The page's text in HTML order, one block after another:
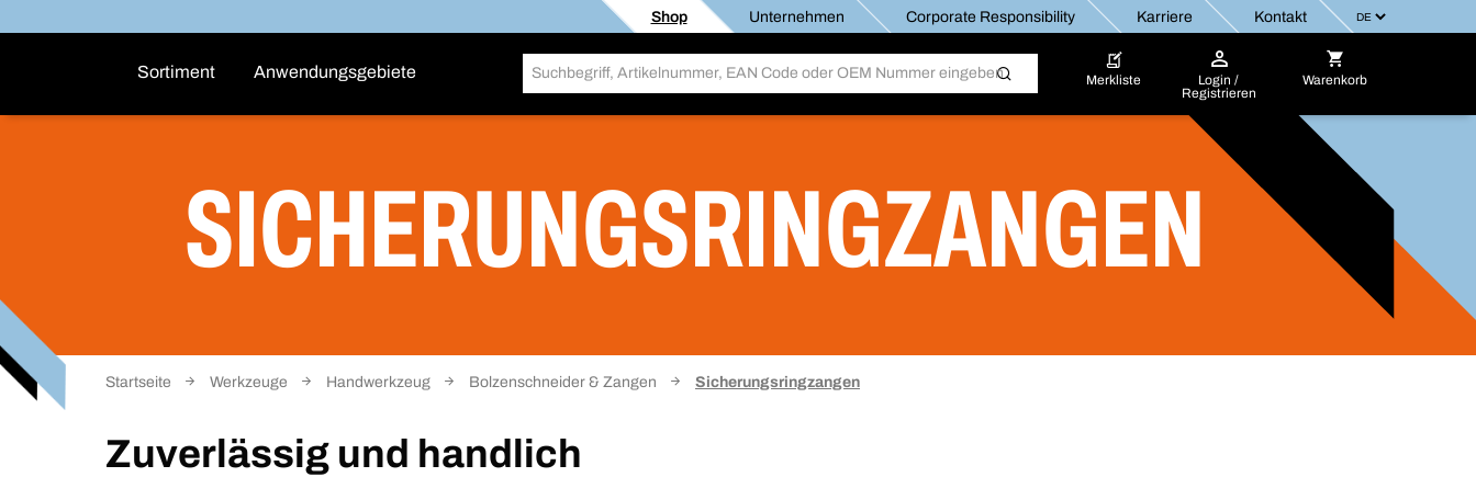
Shop Unternehmen Corporate Responsibility Karriere Kontakt
Sortiment Anwendungsgebiete Merkliste
Login /
Registrieren
Warenkorb
SICHERUNGSRINGZANGEN
Startseite Werkzeuge Handwerkzeug Bolzenschneider & Zangen Sicherungsringzangen
Zuverlässig und handlich